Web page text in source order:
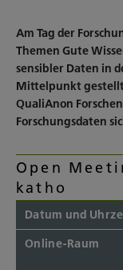
Am Tag der
Themen Gute
sensibler Daten in
Mittelpunkt
QualiAnon
Forschungsdaten
Open
katho
Datum und
Online-Raum